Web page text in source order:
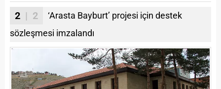
2 | 2
‘Arasta Bayburt’ projesi için destek
sözleşmesi imzalandı